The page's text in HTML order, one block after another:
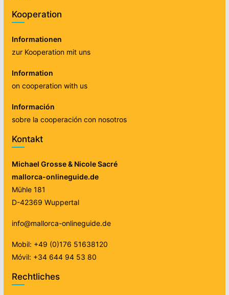
Kooperation
Informationen
zur Kooperation mit uns
Information
on cooperation with us
Información
sobre la cooperación con nosotros
Kontakt
Michael Grosse & Nicole Sacré
mallorca-onlineguide.de
Mühle 181
D-42369 Wuppertal
info@mallorca-onlineguide.de
Mobil: +49 (0)176 51638120
Móvil: +34 644 94 53 80
Rechtliches